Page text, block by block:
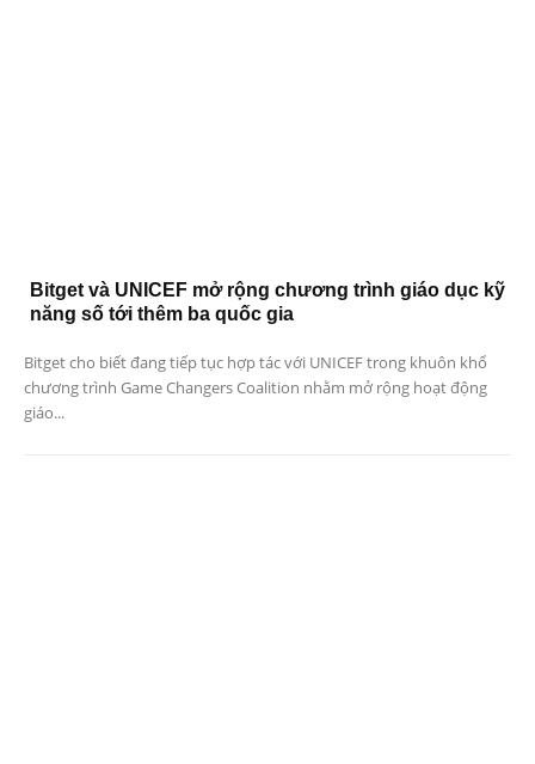
Bitget và UNICEF mở rộng chương trình giáo dục kỹ
năng số tới thêm ba quốc gia
Bitget cho biết đang tiếp tục hợp tác với UNICEF trong khuôn khổ
chương trình Game Changers Coalition nhằm mở rộng hoạt động
giáo...